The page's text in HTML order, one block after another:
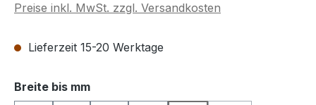
Preise inkl. MwSt. zzgl. Versandkosten
Lieferzeit 15-20 Werktage
Breite bis mmauswählen